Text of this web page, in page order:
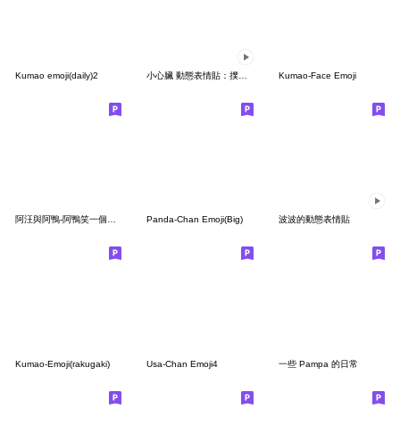
Kumao emoji(daily)2 Kumao-Face Emoji
阿汪與阿鴨-阿鴨笑一個啦2023 LET'S DRAW Panda-Chan Emoji(Big) 波波的動態表情貼
Kumao-Emoji(rakugaki) Usa-Chan Emoji4 一些 Pampa 的日常